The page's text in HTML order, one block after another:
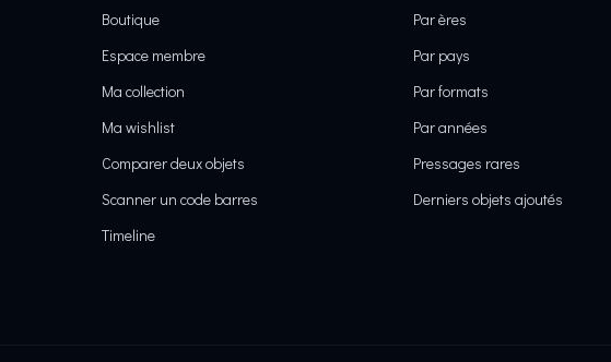
Boutique
Espace membre
Ma collection
Ma wishlist
Comparer deux objets
Scanner un code barres
Timeline
Par ères
Par pays
Par formats
Par années
Pressages rares
Derniers objets ajoutés